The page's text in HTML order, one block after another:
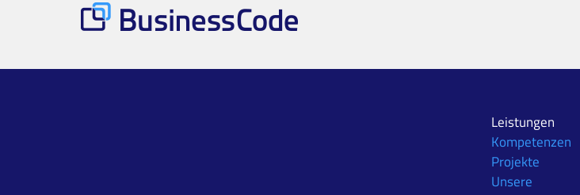
Leistungen
Kompetenzen
Projekte
Unsere